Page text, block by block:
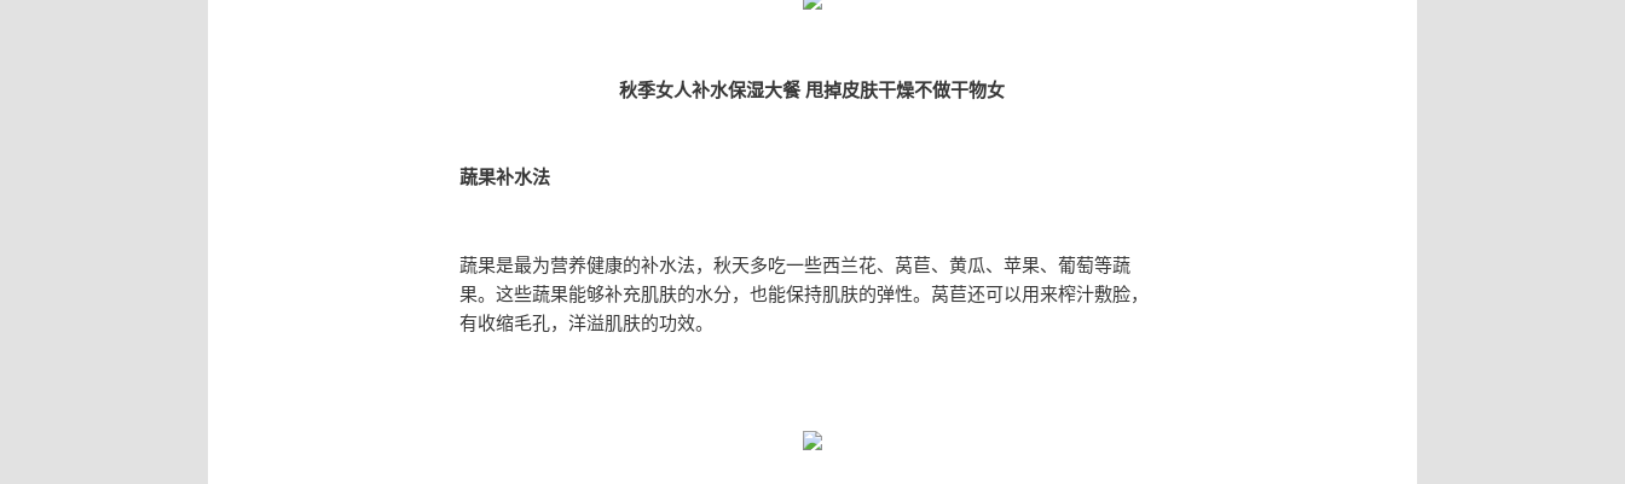
秋季女人补水保湿大餐 甩掉皮肤干燥不做干物女
蔬果补水法
蔬果是最为营养健康的补水法，秋天多吃一些西兰花、莴苣、黄瓜、苹果、葡萄等蔬
果。这些蔬果能够补充肌肤的水分，也能保持肌肤的弹性。莴苣还可以用来榨汁敷脸，
有收缩毛孔，洋溢肌肤的功效。